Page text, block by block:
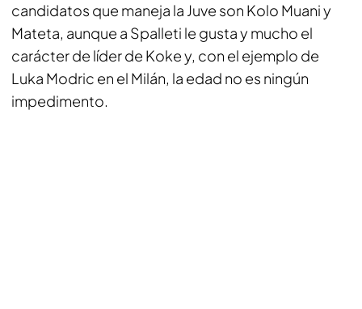
candidatos que maneja la Juve son Kolo Muani y
Mateta, aunque a Spalleti le gusta y mucho el
carácter de líder de Koke y, con el ejemplo de
Luka Modric en el Milán, la edad no es ningún
impedimento.